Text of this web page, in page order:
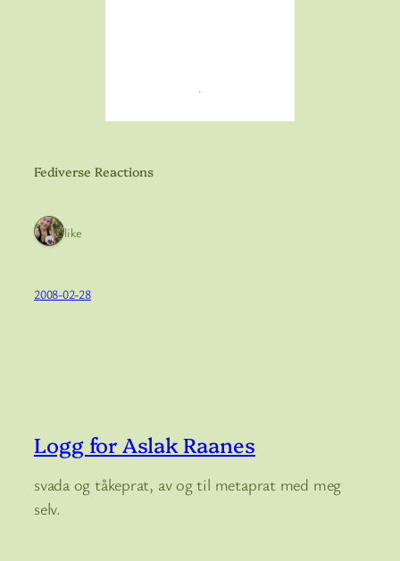
Fediverse Reactions
1 like
2008-02-28
Logg for Aslak Raanes
svada og tåkeprat, av og til metaprat med meg
selv.